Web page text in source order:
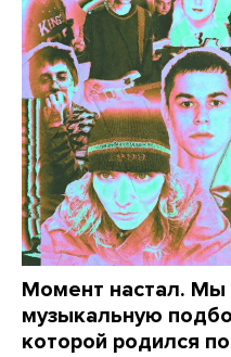
Момент настал. Мы
музыкальную
которой родился